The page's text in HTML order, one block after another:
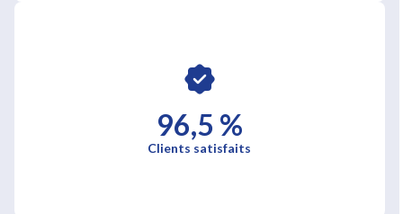
96,5 %
Clients satisfaits